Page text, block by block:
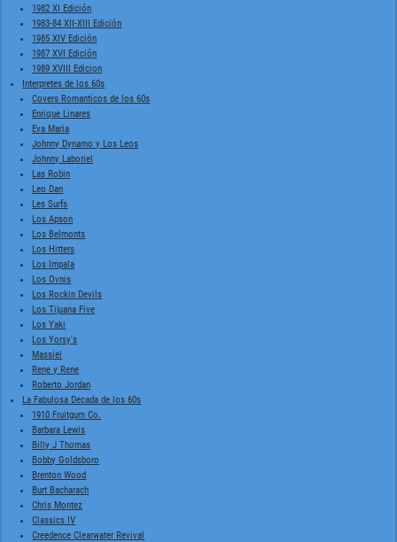
1982 XI Edición
1983-84 XII-XIII Edición
1985 XIV Edición
1987 XVI Edición
1989 XVIII Edicion
Interpretes de los 60s
Covers Romanticos de los 60s
Enrique Linares
Eva Maria
Johnny Dynamo y Los Leos
Johnny Laboriel
Las Robin
Leo Dan
Les Surfs
Los Apson
Los Belmonts
Los Hitters
Los Impala
Los Ovnis
Los Rockin Devils
Los Tijuana Five
Los Yaki
Los Yorsy's
Massiel
Rene y Rene
Roberto Jordan
La Fabulosa Decada de los 60s
1910 Fruitgum Co.
Barbara Lewis
Billy J Thomas
Bobby Goldsboro
Brenton Wood
Burt Bacharach
Chris Montez
Classics IV
Creedence Clearwater Revival